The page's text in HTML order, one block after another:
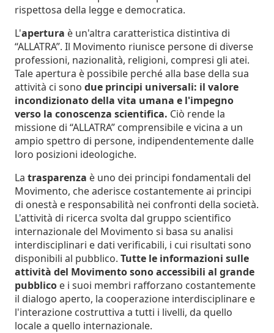
rispettosa della legge e democratica.
L'apertura è un'altra caratteristica distintiva di
“ALLATRA”. Il Movimento riunisce persone di diverse
professioni, nazionalità, religioni, compresi gli atei.
Tale apertura è possibile perché alla base della sua
attività ci sono due principi universali: il valore
incondizionato della vita umana e l'impegno
verso la conoscenza scientifica. Ciò rende la
missione di “ALLATRA” comprensibile e vicina a un
ampio spettro di persone, indipendentemente dalle
loro posizioni ideologiche.
La trasparenza è uno dei principi fondamentali del
Movimento, che aderisce costantemente ai principi
di onestà e responsabilità nei confronti della società.
L'attività di ricerca svolta dal gruppo scientifico
internazionale del Movimento si basa su analisi
interdisciplinari e dati verificabili, i cui risultati sono
disponibili al pubblico. Tutte le informazioni sulle
attività del Movimento sono accessibili al grande
pubblico e i suoi membri rafforzano costantemente
il dialogo aperto, la cooperazione interdisciplinare e
l'interazione costruttiva a tutti i livelli, da quello
locale a quello internazionale.